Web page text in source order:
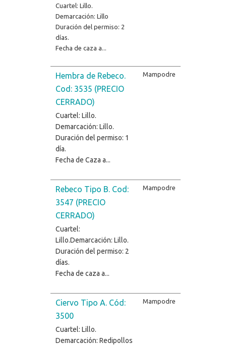
Cuartel: Lillo.
Demarcación: Lillo
Duración del permiso: 2
días.
Fecha de caza a...
Hembra de Rebeco.
Cod: 3535 (PRECIO
CERRADO)
Cuartel: Lillo.
Demarcación: Lillo.
Duración del permiso: 1
día.
Fecha de Caza a...
Mampodre
Rebeco Tipo B. Cod:
3547 (PRECIO
CERRADO)
Cuartel:
Lillo.Demarcación: Lillo.
Duración del permiso: 2
días.
Fecha de caza a...
Mampodre
Ciervo Tipo A. Cód:
3500
Cuartel: Lillo.
Demarcación: Redipollos
Mampodre